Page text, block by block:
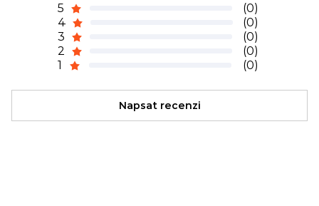
5
(0)
4
(0)
3
(0)
2
(0)
1
(0)
Napsat recenzi